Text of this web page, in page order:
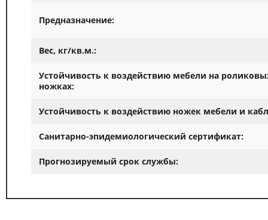
Предназначение:
Вес, кг/кв.м.:
Устойчивость к воздействию мебели на
ножках:
Устойчивость к воздействию ножек мебели и
Санитарно-эпидемиологический сертификат:
Прогнозируемый срок службы: